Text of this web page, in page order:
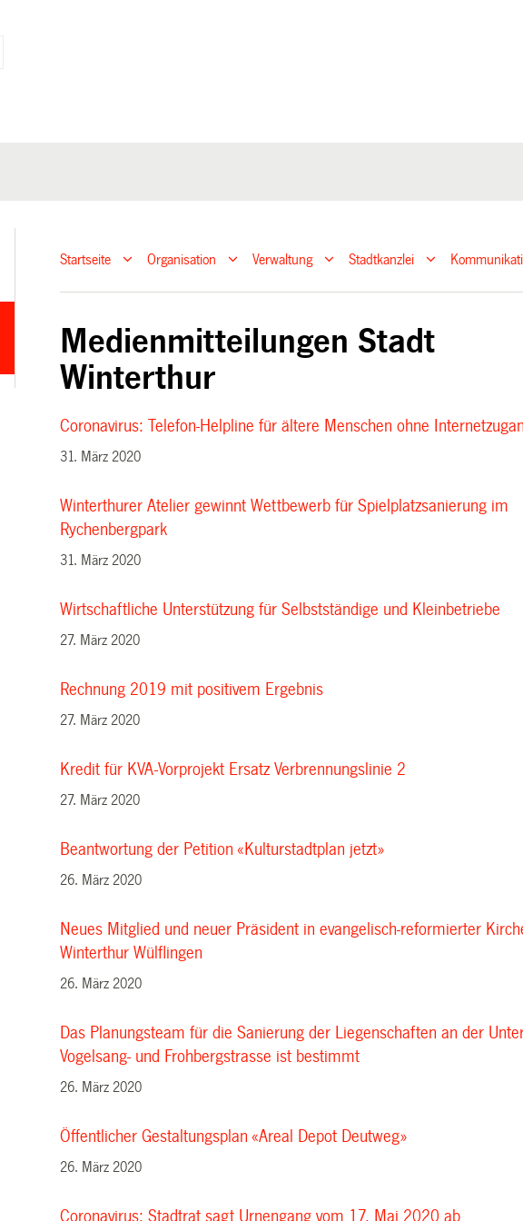
Startseite Organisation Verwaltung Stadtkanzlei
Medienmitteilungen Stadt
Winterthur
Coronavirus: Telefon-Helpline für ältere Menschen ohne
31. März 2020
Winterthurer Atelier gewinnt Wettbewerb für Spielplatzsanierung im
Rychenbergpark
31. März 2020
Wirtschaftliche Unterstützung für Selbstständige und Kleinbetriebe
27. März 2020
Rechnung 2019 mit positivem Ergebnis
27. März 2020
Kredit für KVA-Vorprojekt Ersatz Verbrennungslinie 2
27. März 2020
Beantwortung der Petition «Kulturstadtplan jetzt»
26. März 2020
Neues Mitglied und neuer Präsident in evangelisch-reformierter
Winterthur Wülflingen
26. März 2020
Das Planungsteam für die Sanierung der Liegenschaften an der
Vogelsang- und Frohbergstrasse ist bestimmt
26. März 2020
Öffentlicher Gestaltungsplan «Areal Depot Deutweg»
26. März 2020
Coronavirus: Stadtrat sagt Urnengang vom 17. Mai 2020 ab